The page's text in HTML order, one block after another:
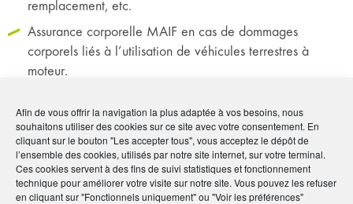
Afin de vous offrir la navigation la plus adaptée à vos besoins, nous
souhaitons utiliser des cookies sur ce site avec votre consentement. En
cliquant sur le bouton "Les accepter tous", vous acceptez le dépôt de
l’ensemble des cookies, utilisés par notre site internet, sur votre terminal.
Ces cookies servent à des fins de suivi statistiques et fonctionnement
technique pour améliorer votre visite sur notre site. Vous pouvez les refuser
en cliquant sur "Fonctionnels uniquement" ou "Voir les préférences"
remplacement, etc.
Assurance corporelle MAIF en cas de dommages
corporels liés à l’utilisation de véhicules terrestres à
moteur.
11 avril 2023, Bruno Angles, directeur général
d’AG2R LA MONDIALE, était l’invité de la matinale
de BFM Business pour annoncer ce partenariat.